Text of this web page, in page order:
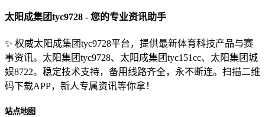
太阳成集团tyc9728 - 您的专业资讯助手
✨ 权威太阳成集团tyc9728平台，提供最新体育科技产品与赛
事资讯。太阳集团tyc9728、太阳成集团tyc151cc、太阳集团城
娱8722。稳定技术支持，备用线路齐全，永不断连。扫描二维
码下载APP，新人专属资讯等你拿！
站点地图